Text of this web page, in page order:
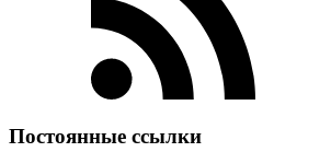
Постоянные ссылки